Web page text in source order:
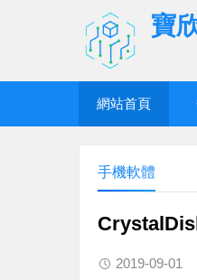
寶
網站首頁
手機軟體
2019-09-01